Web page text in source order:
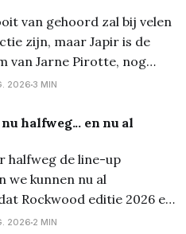
van gehoord zal bij velen
zijn, maar Japir is de
van Jarne Pirotte, nog
ondertussen stevig bezig
iets wat voor beginnende
een grote uitdaging is.
enorm veel
2026 3 MIN
halfweg... en nu al
halfweg de line-up
we kunnen nu al
Rockwood editie 2026 er
Afgetrapt werd
2026 2 MIN